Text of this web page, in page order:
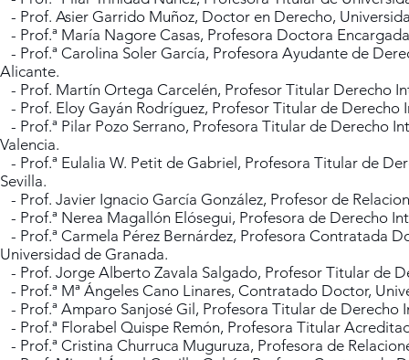
- Prof. Asier Garrido Muñoz, Doctor en Derecho,
- Prof.ª María Nagore Casas, Profesora Doctora
- Prof.ª Carolina Soler García, Profesora Ayudante de
Alicante.
- Prof. Martín Ortega Carcelén, Profesor Titular Derecho
- Prof. Eloy Gayán Rodríguez, Profesor Titular de
- Prof.ª Pilar Pozo Serrano, Profesora Titular de Derecho
Valencia.
- Prof.ª Eulalia W. Petit de Gabriel, Profesora Titular de
Sevilla.
- Prof. Javier Ignacio García González, Profesor de
- Prof.ª Nerea Magallón Elósegui, Profesora de Derecho
- Prof.ª Carmela Pérez Bernárdez, Profesora Contratada
Universidad de Granada.
- Prof. Jorge Alberto Zavala Salgado, Profesor Titular de
- Prof.ª Mª Ángeles Cano Linares, Contratado Doctor,
- Prof.ª Amparo Sanjosé Gil, Profesora Titular de
- Prof.ª Florabel Quispe Remón, Profesora Titular
- Prof.ª ​Cristina Churruca Muguruza, Profesora de